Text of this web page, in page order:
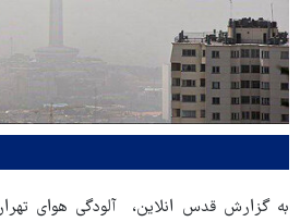
به گزارش قدس انلاین، آلودگی هوای